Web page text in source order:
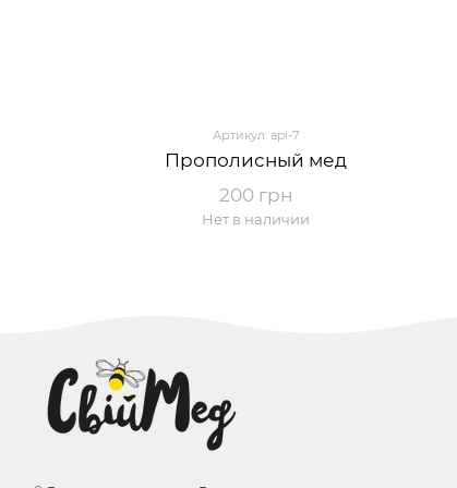
Артикул: api-7
Прополисный мед
200 грн
Нет в наличии